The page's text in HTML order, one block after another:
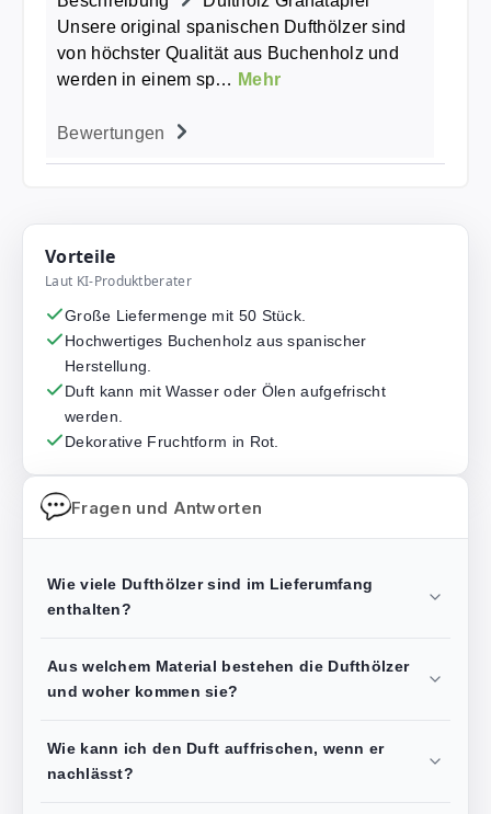
Unsere original spanischen Dufthölzer sind
von höchster Qualität aus Buchenholz und
werden in einem sp… Mehr
Bewertungen
Vorteile
Laut KI-Produktberater
Große Liefermenge mit 50 Stück.
Hochwertiges Buchenholz aus spanischer
Herstellung.
Duft kann mit Wasser oder Ölen aufgefrischt
werden.
Dekorative Fruchtform in Rot.
Fragen und Antworten
Wie viele Dufthölzer sind im Lieferumfang
enthalten?
Aus welchem Material bestehen die Dufthölzer
und woher kommen sie?
Wie kann ich den Duft auffrischen, wenn er
nachlässt?